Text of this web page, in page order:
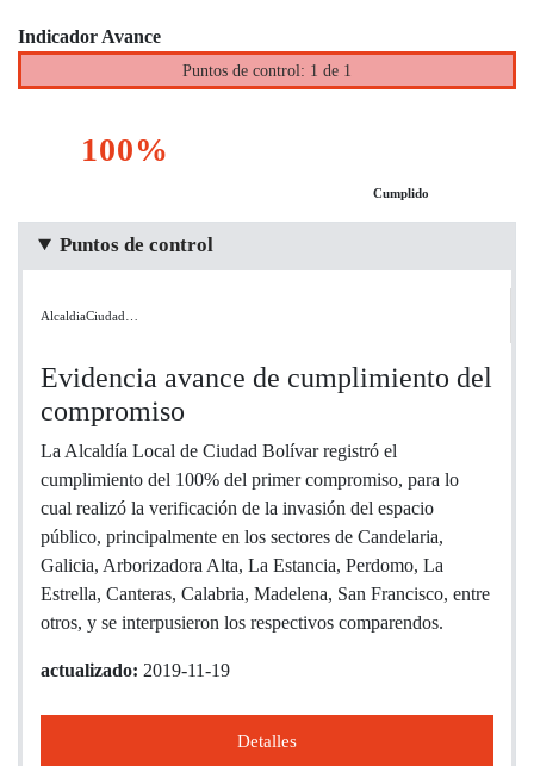
Indicador Avance
Puntos de control: 1 de 1
100%
Cumplido
Puntos de control
AlcaldiaCiudad…
Evidencia avance de cumplimiento del
compromiso
La Alcaldía Local de Ciudad Bolívar registró el
cumplimiento del 100% del primer compromiso, para lo
cual realizó la verificación de la invasión del espacio
público, principalmente en los sectores de Candelaria,
Galicia, Arborizadora Alta, La Estancia, Perdomo, La
Estrella, Canteras, Calabria, Madelena, San Francisco, entre
otros, y se interpusieron los respectivos comparendos.
actualizado: 2019-11-19
Detalles